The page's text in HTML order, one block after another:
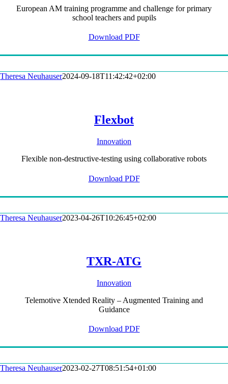
European AM training programme and challenge for primary
school teachers and pupils
Download PDF
Theresa Neuhauser2024-09-18T11:42:42+02:00
Flexbot
Innovation
Flexible non-destructive-testing using collaborative robots
Download PDF
Theresa Neuhauser2023-04-26T10:26:45+02:00
TXR-ATG
Innovation
Telemotive Xtended Reality – Augmented Training and
Guidance
Download PDF
Theresa Neuhauser2023-02-27T08:51:54+01:00